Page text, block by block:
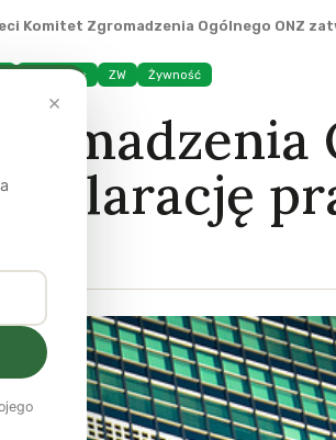
Komitet Zgromadzenia Ogólnego ONZ
Rolnictwo ZW Żywność
×